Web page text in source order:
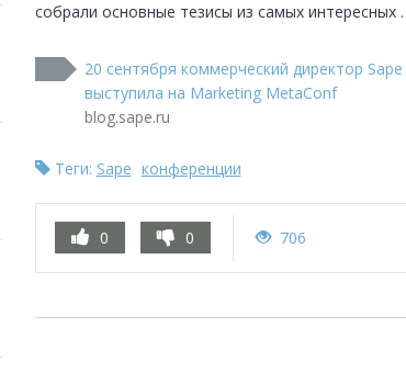
собрали основные тезисы из самых интересных
20 сентября коммерческий директор
выступила на Marketing MetaConf
blog.sape.ru
Теги: Sape конференции
0 0 706